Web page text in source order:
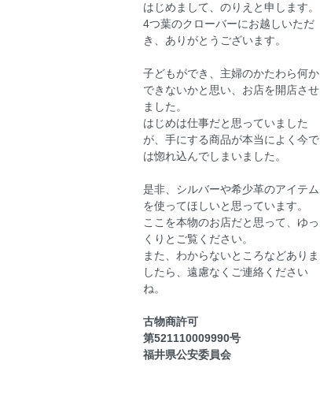
はじめまして、のりえと申します。
4つ葉のクローバーにお越しいただ
き、ありがとうございます。
子どもができ、主婦のかたわら何か
できないかと思い、お店を開店させ
ました。
はじめは仕事だと思っていました
が、手にする商品が本当によく今で
は惚れ込んでしまいました。
是非、シルバーや希少革のアイテム
を使ってほしいと思っています。
ここを本物のお店だと思って、ゆっ
くりとご覧ください。
また、わからないところなどありま
したら、遠慮なくご連絡ください
ね。
古物商許可
第521110009990号
福井県公安委員会